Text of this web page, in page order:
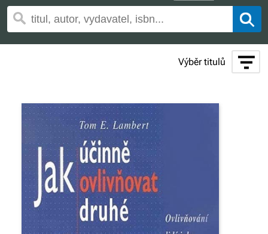
Výběr titulů